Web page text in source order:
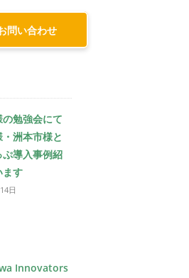
勉強会にて
洲本市様と
ぷ導入事例紹
ます
日
Innovators